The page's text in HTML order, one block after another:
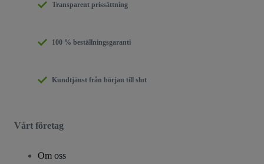
Transparent prissättning
100 % beställningsgaranti
Kundtjänst från början till slut
Vårt företag
Om oss